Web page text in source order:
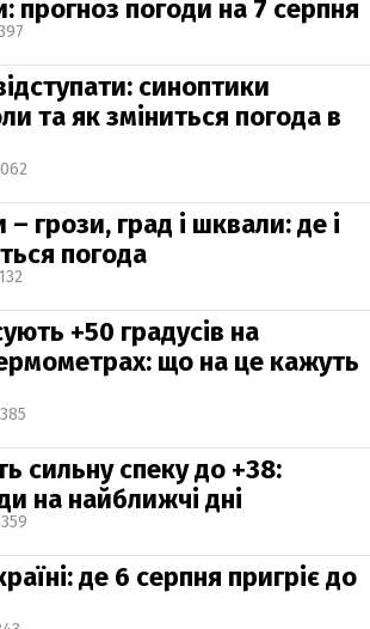
прогноз погоди на 7 серпня
синоптики
та як зміниться погода в
– грози, град і шквали: де і
погода
+50 градусів на
що на це кажуть
сильну спеку до +38:
на найближчі дні
де 6 серпня пригріє до